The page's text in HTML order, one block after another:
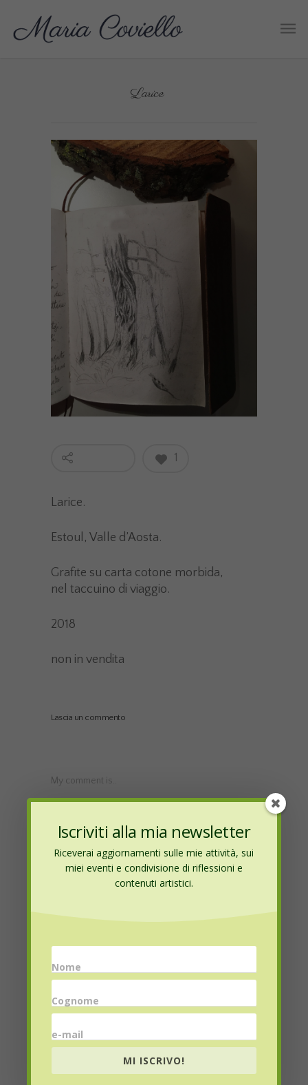
Larice
1
Larice.
Estoul, Valle d’Aosta.
Grafite su carta cotone morbida,
nel taccuino di viaggio.
2018
non in vendita
Lascia un commento
My comment is..
Email*
Iscriviti alla mia newsletter
Riceverai aggiornamenti sulle mie attività, sui
miei eventi e condivisione di riflessioni e
contenuti artistici.
Nome
Cognome
e-mail
MI ISCRIVO!